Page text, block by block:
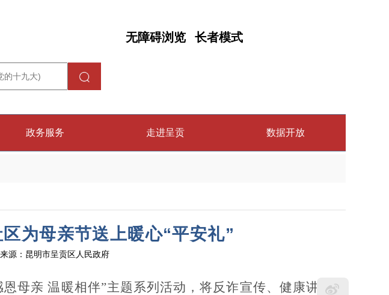
长者模式
无障碍浏览
政务服务 走进呈贡 数据开放
为母亲节送上暖心“平安礼”
：昆明市呈贡区人民政府
恩母亲 温暖相伴”主题系列活动，将反诈宣传、健康讲座与